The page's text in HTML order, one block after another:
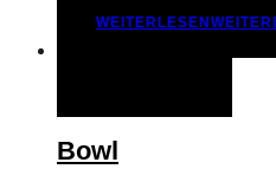
WEITERLESEN
Bowl